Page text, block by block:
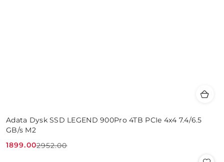
Adata Dysk SSD LEGEND 900Pro 4TB PCIe 4x4 7.4/6.5
GB/s M2
Cena
1899.00
Cena
2952.00